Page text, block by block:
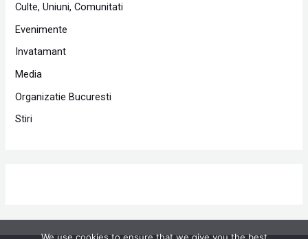
Culte, Uniuni, Comunitati
Evenimente
Invatamant
Media
Organizatie Bucuresti
Stiri